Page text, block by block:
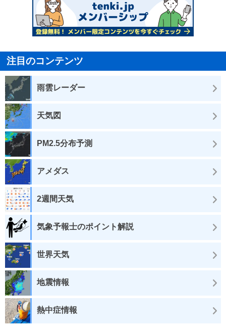
注目のコンテンツ
雨雲レーダー
天気図
PM2.5分布予測
アメダス
2週間天気
気象予報士のポイント解説
世界天気
地震情報
熱中症情報